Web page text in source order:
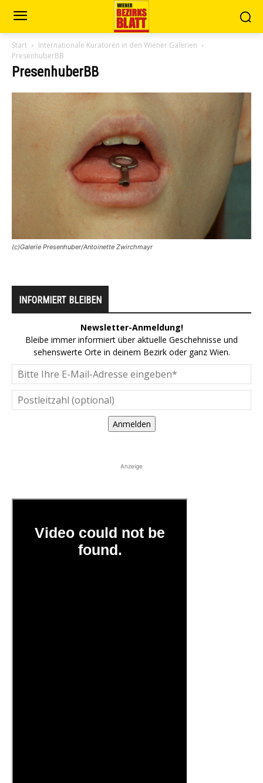
Start
Internationale Kuratoren in den Wiener Galerien
PresenhuberBB
PresenhuberBB
(c)Galerie Presenhuber/Antoinette Zwirchmayr
INFORMIERT BLEIBEN
Newsletter-Anmeldung!
Bleibe immer informiert über aktuelle Geschehnisse und
sehenswerte Orte in deinem Bezirk oder ganz Wien.
Anmelden
Anzeige